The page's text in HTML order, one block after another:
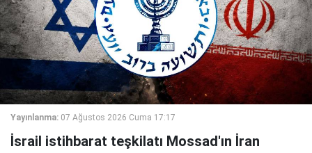
Yayınlanma: 07 Ağustos 2026 Cuma 17:17
İsrail istihbarat teşkilatı Mossad'ın İran